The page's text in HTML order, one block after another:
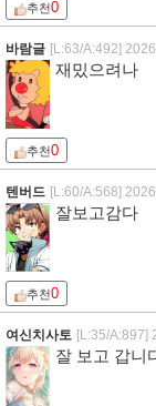
추천0
바람글 [L:63/A:492]
재밌으려나
추천0
텐버드 [L:60/A:568]
잘보고감다
추천0
여신치사토 [L:35/A:897]
잘 보고 갑니